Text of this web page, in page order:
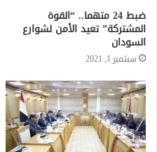
ضبط 24 متهما.. “القوة
المشتركة” تعيد الأمن لشوارع
السودان
سبتمبر 1, 2021